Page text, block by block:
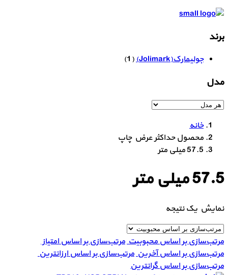
برند
جولیمارک(Jolimark) (1)
مدل
خانه
محصول حداکثر عرض چاپ
57.5 میلی متر
57.5 میلی متر
نمایش یک نتیجه
مرتب‌سازی بر اساس محبوبیتمرتب‌سازی بر اساس امتیاز
مرتب‌سازی بر اساس آخرینمرتب‌سازی بر اساس ارزانترین
مرتب‌سازی بر اساس گرانترین